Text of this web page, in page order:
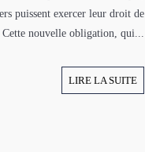
puissent exercer leur droit de
nouvelle obligation, qui...
LIRE LA SUITE